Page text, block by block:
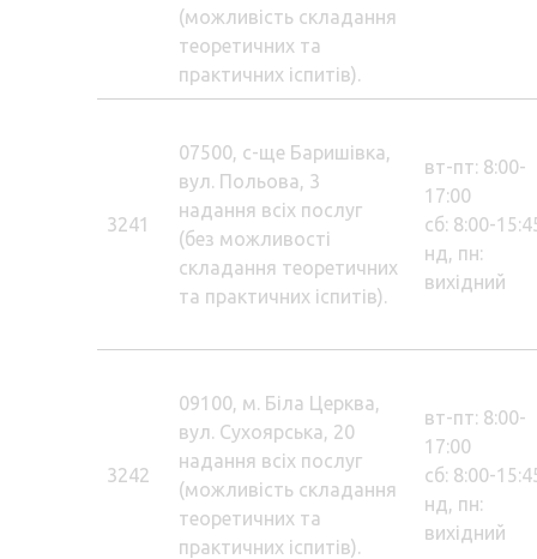
(можливість складання
теоретичних та
практичних іспитів).
3241
07500, с-ще Баришівка,
вул. Польова, 3
надання всіх послуг
(без можливості
складання теоретичних
та практичних іспитів).
вт-пт: 8:00-
17:00
сб: 8:00-
нд, пн:
вихідний
3242
09100, м. Біла Церква,
вул. Сухоярська, 20
надання всіх послуг
(можливість складання
теоретичних та
практичних іспитів).
вт-пт: 8:00-
17:00
сб: 8:00-
нд, пн:
вихідний